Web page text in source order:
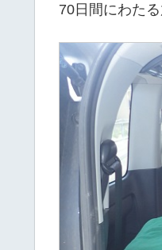
70日間にわた